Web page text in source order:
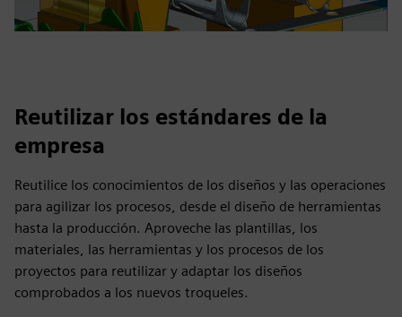
Reutilizar los estándares de la
empresa
Reutilice los conocimientos de los diseños y las operaciones
para agilizar los procesos, desde el diseño de herramientas
hasta la producción. Aproveche las plantillas, los
materiales, las herramientas y los procesos de los
proyectos para reutilizar y adaptar los diseños
comprobados a los nuevos troqueles.